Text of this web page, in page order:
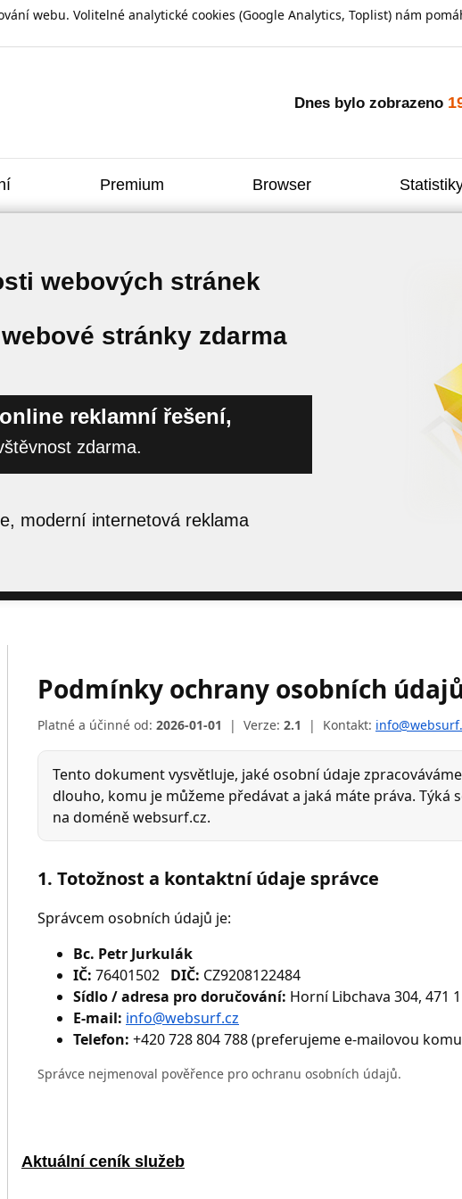
webu. Volitelné analytické cookies (Google Analytics, Toplist) nám
Dnes bylo zobrazeno
Premium Browser
webových stránek
stránky zdarma
reklamní řešení,
zdarma.
moderní internetová reklama
Aktuální ceník služeb